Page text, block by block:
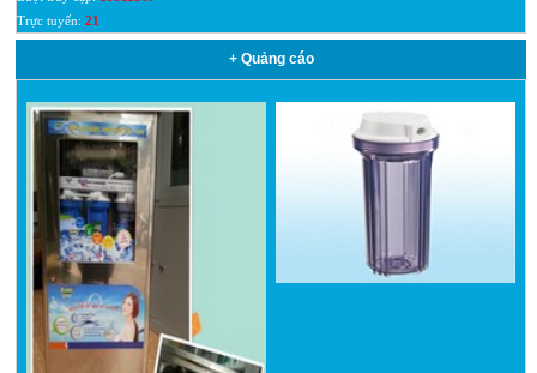
Trực tuyến: 21
+ Quảng cáo